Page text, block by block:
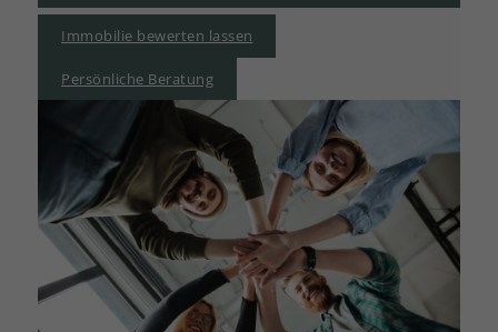
Immobilie bewerten lassen
Persönliche Beratung